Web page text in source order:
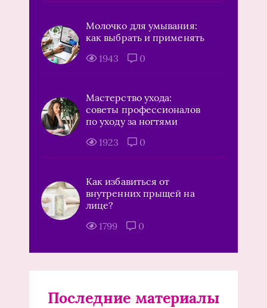
Молочко для умывания:
как выбрать и применять
1943
0
Мастерство ухода:
советы профессионалов
по уходу за ногтями
1923
0
Как избавиться от
внутренних прыщей на
лице?
1799
0
Последние материалы